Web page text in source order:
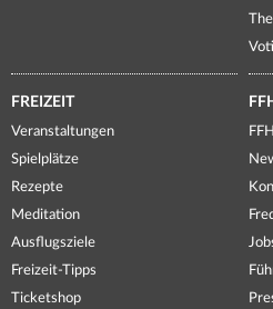
FREIZEIT
Veranstaltungen
Spielplätze
Rezepte
Meditation
Ausflugsziele
Freizeit-Tipps
Ticketshop